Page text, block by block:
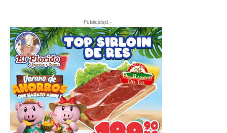
-Publicidad -